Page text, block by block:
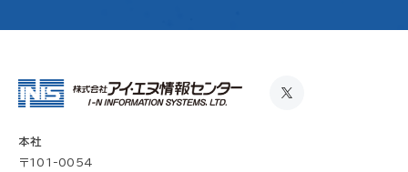
本社
〒101-0054